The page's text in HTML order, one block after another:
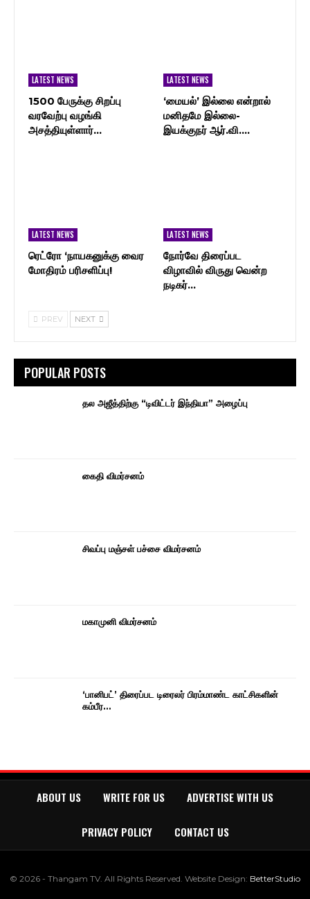
LATEST NEWS
1500 பேருக்கு சிறப்பு
வரவேற்பு வழங்கி
அசத்தியுள்ளார்…
LATEST NEWS
‘மையல்’ இல்லை என்றால்
மனிதமே இல்லை-
இயக்குநர் ஆர்.வி.…
LATEST NEWS
ரெட்ரோ ‘நாயகனுக்கு வைர
மோதிரம் பரிசளிப்பு!
LATEST NEWS
நோர்வே திரைப்பட
விழாவில் விருது வென்ற
நடிகர்…
PREV NEXT
POPULAR POSTS
தல அஜீத்திற்கு “டிவிட்டர் இந்தியா” அழைப்பு
கைதி விமர்சனம்
சிவப்பு மஞ்சள் பச்சை விமர்சனம்
மகாமுனி விமர்சனம்
‘பானிபட்’ திரைப்பட டிரைலர் பிரம்மாண்ட காட்சிகளின்
கம்பீர…
ABOUT US WRITE FOR US ADVERTISE WITH US
PRIVACY POLICY CONTACT US
© 2026 - Thangam TV. All Rights Reserved. Website Design: BetterStudio